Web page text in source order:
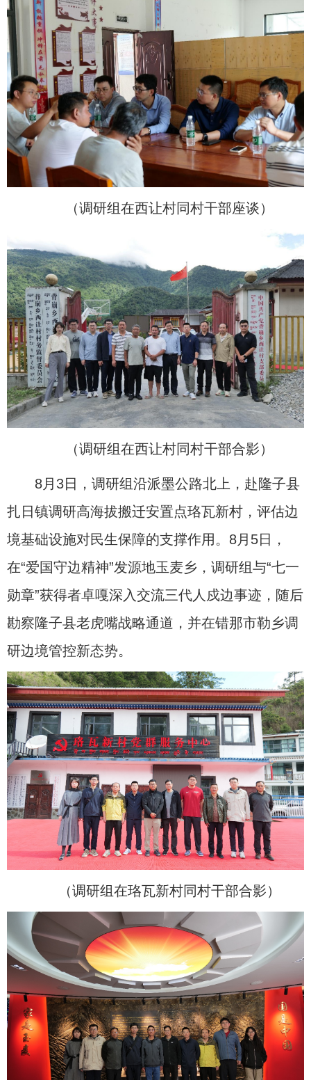
（调研组在西让村同村干部座谈）
（调研组在西让村同村干部合影）
8月3日，调研组沿派墨公路北上，赴隆子县
扎日镇调研高海拔搬迁安置点珞瓦新村，评估边
境基础设施对民生保障的支撑作用。8月5日，
在“爱国守边精神”发源地玉麦乡，调研组与“七一
勋章”获得者卓嘎深入交流三代人戍边事迹，随后
勘察隆子县老虎嘴战略通道，并在错那市勒乡调
研边境管控新态势。
（调研组在珞瓦新村同村干部合影）